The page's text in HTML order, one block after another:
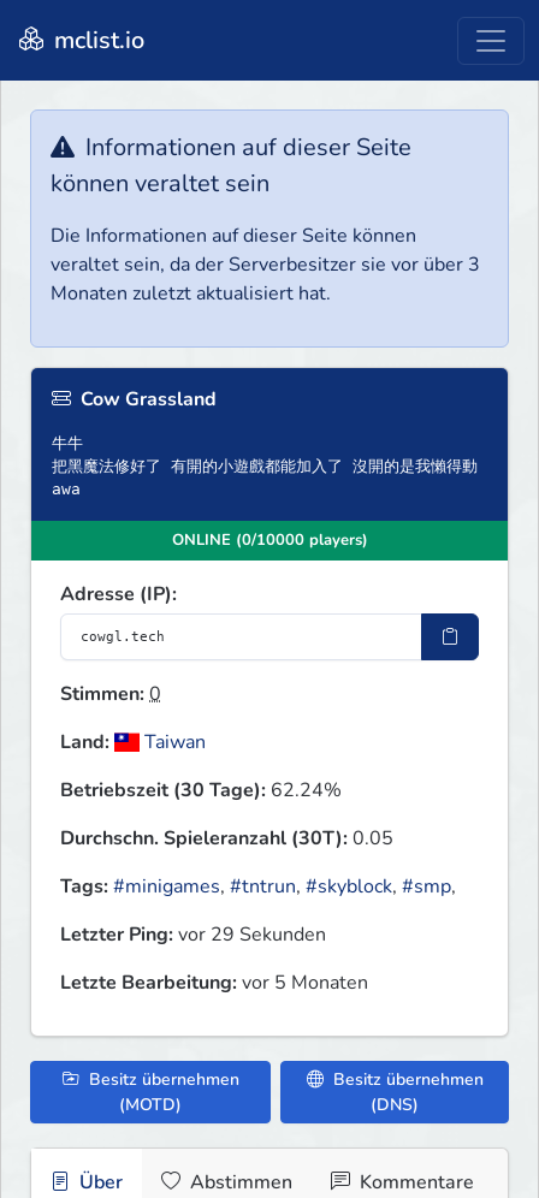
mclist.io
Informationen auf dieser Seite
können veraltet sein
Die Informationen auf dieser Seite können
veraltet sein, da der Serverbesitzer sie vor über 3
Monaten zuletzt aktualisiert hat.
Cow Grassland
牛牛
把黑魔法修好了 有開的小遊戲都能加入了 沒開的是我懶得動
awa
ONLINE (0/10000 players)
Adresse (IP):
Stimmen:0
Land:
Taiwan
Betriebszeit (30 Tage): 62.24%
Durchschn. Spieleranzahl (30T):0.05
Tags:#minigames, #tntrun, #skyblock, #smp,
Letzter Ping:vor 29 Sekunden
Letzte Bearbeitung:vor 5 Monaten
Besitz übernehmen
(MOTD)
Besitz übernehmen
(DNS)
Über Abstimmen Kommentare